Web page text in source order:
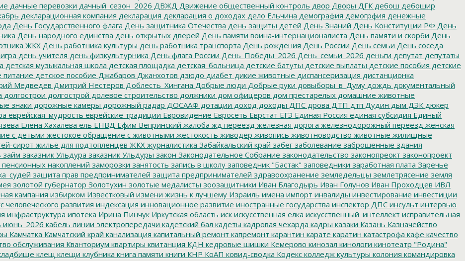
дачные перевозки дачный_сезон_2026 ДВЖД Движение общественный контроль двор Дворы ДГК дебош дебошир
декларационная компания декларация декларация о доходах дело Ельчина демография демогрфия денежные
День Государственного флага День защитника Отечества день защиты детей День Знаний День Конституции РФ День
День народного единства день открытых дверей День памяти воина-интернационалиста День памяти и скорби День
ЖКХ День работника культуры день работника транспорта День рождения День России День семьи День соседа
день учителя день физкультурника День флага России День_Победы_2026 День_семьи_2026 деньги депутат депутаты
детская музыкальная школа детская площадка детская_больница детские батуты детские выплаты детские пособия детские
питание детское пособие Джабаров Джанхотов дзюдо диабет дикие животные диспансеризация дистанционка
Медведев Дмитрий Нестеров Доблесть_Хингана Добрые люди Добрые руки довыборы_в_Думу дождь документальный
долгострои долгострой долевое строительство должники дом офицеров дом престарелых домашние животные
знаки дорожные камеры дорожный радар ДОСААФ дотации доход доходы ДПС дрова ДТП дтп Дудин дым ДЭК дюкер
еврейская_мудрость еврейские традиции Евровидение Евросеть Еврстат ЕГЭ Единая Россия единая субсидия Единый
Елена Хахалева ель ЕНВД Ефим Вепринский жалоба жд переезд железная дорога железнодорожный переезд женская
с детьми жестокое обращение с животными жестокость живодер живопись животноводство животные жилищные
сирот жильё для подтопленцев ЖКХ журналистика Забайкальский край забег заболевание заброшенные здания
займ заказник Ульдура заказник Ульдуры закон Законодательное Собрание законодательство законопреокт законопроект
пенсионных накоплений заморозки занятость запись в школу заповедник "Бастак" заповедники заработная плата Заречье
защита прав предпринимателей защита предпринимателей здравоохранение земледельцы землетрясение земля
золотой губернатор Золотухин золотые медалисты зоозащитники Иван Благодырь Иван Голунов Иван Проходцев ИВЛ
кампания избирком Известковый измени жизнь к лучшему Израиль имена импорт инвалиды инвестирование инвестиции
человеческого развития индексация инновационное развитие иностранные государства инспектор ДПС инсульт интервью
инфраструктура ипотека Ирина Пинчук Иркутская область иск искусственная елка искусственный_интеллект исправительная
июнь_2026 кабель линии электропередачи кадетский бал кадеты кадровая чехарда кадры казаки Казань Казначейство
Камчатка Камчатский край канализация капитальный ремонт капремонт карантин карате каратин катастрофа кафе качество
обслуживания Кванториум квартиры квитанция КДН кедровые шишки Кемерово кинозал кинологи кинотеатр "Родина"
клещ клещи клубника книга памяти книги КНР КоАП ковид-сводка Кодекс колледж культуры колония командировка